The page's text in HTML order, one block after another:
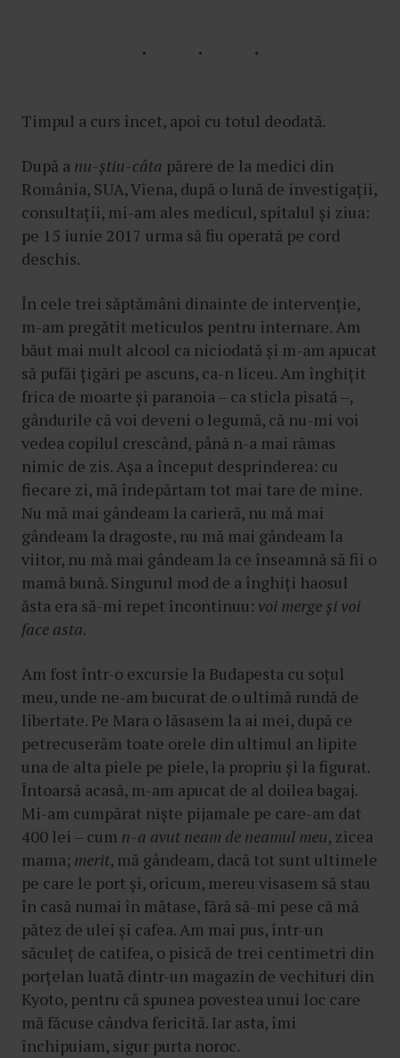
Timpul a curs încet, apoi cu totul deodată.
După a nu-știu-câta părere de la medici din
România, SUA, Viena, după o lună de investigații,
consultații, mi-am ales medicul, spitalul și ziua:
pe 15 iunie 2017 urma să fiu operată pe cord
deschis.
În cele trei săptămâni dinainte de intervenție,
m-am pregătit meticulos pentru internare. Am
băut mai mult alcool ca niciodată și m-am apucat
să pufăi țigări pe ascuns, ca-n liceu. Am înghițit
frica de moarte și paranoia – ca sticla pisată –,
gândurile că voi deveni o legumă, că nu-mi voi
vedea copilul crescând, până n-a mai rămas
nimic de zis. Așa a început desprinderea: cu
fiecare zi, mă îndepărtam tot mai tare de mine.
Nu mă mai gândeam la carieră, nu mă mai
gândeam la dragoste, nu mă mai gândeam la
viitor, nu mă mai gândeam la ce înseamnă să fii o
mamă bună. Singurul mod de a înghiți haosul
ăsta era să-mi repet încontinuu: voi merge și voi
face asta.
Am fost într-o excursie la Budapesta cu soțul
meu, unde ne-am bucurat de o ultimă rundă de
libertate. Pe Mara o lăsasem la ai mei, după ce
petrecuserăm toate orele din ultimul an lipite
una de alta piele pe piele, la propriu și la figurat.
Întoarsă acasă, m-am apucat de al doilea bagaj.
Mi-am cumpărat niște pijamale pe care-am dat
400 lei – cum n-a avut neam de neamul meu, zicea
mama; merit, mă gândeam, dacă tot sunt ultimele
pe care le port și, oricum, mereu visasem să stau
în casă numai în mătase, fără să-mi pese că mă
pătez de ulei și cafea. Am mai pus, într-un
săculeț de catifea, o pisică de trei centimetri din
porțelan luată dintr-un magazin de vechituri din
Kyoto, pentru că spunea povestea unui loc care
mă făcuse cândva fericită. Iar asta, îmi
închipuiam, sigur purta noroc.